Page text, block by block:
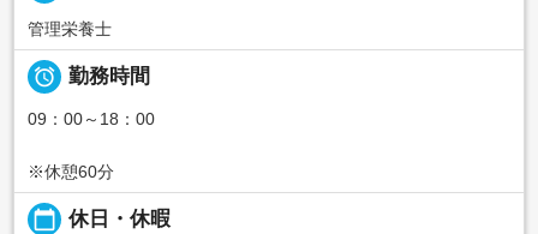
管理栄養士
 勤務時間
09：00～18：00
※休憩60分
calendar_today 休日・休暇